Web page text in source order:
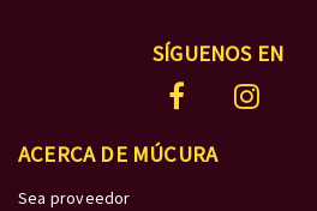
SÍGUENOS EN
ACERCA DE MÚCURA
Sea proveedor